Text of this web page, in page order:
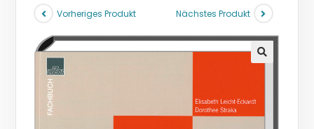
Vorheriges Produkt Nächstes Produkt